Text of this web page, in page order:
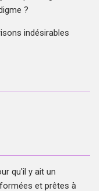
?
indésirables
qu'il y ait un
et prêtes à